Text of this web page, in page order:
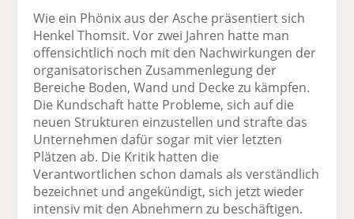
Wie ein Phönix aus der Asche präsentiert sich
Henkel Thomsit. Vor zwei Jahren hatte man
offensichtlich noch mit den Nachwirkungen der
organisatorischen Zusammenlegung der
Bereiche Boden, Wand und Decke zu kämpfen.
Die Kundschaft hatte Probleme, sich auf die
neuen Strukturen einzustellen und strafte das
Unternehmen dafür sogar mit vier letzten
Plätzen ab. Die Kritik hatten die
Verantwortlichen schon damals als verständlich
bezeichnet und angekündigt, sich jetzt wieder
intensiv mit den Abnehmern zu beschäftigen.